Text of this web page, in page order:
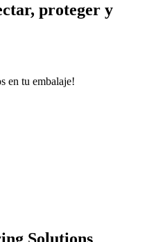
proteger y
en tu embalaje!